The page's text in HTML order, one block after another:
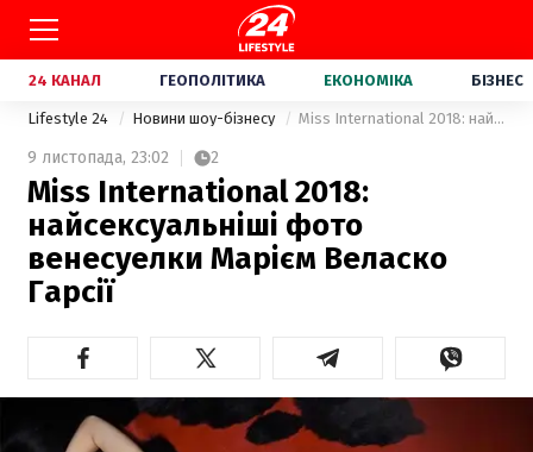
24 КАНАЛ ГЕОПОЛІТИКА ЕКОНОМІКА БІЗНЕС
Lifestyle 24 Новини шоу-бізнесу Miss International 2018: найсексуальніші фото венесуелки Марієм Веласко Гарсії
9 листопада, 23:02 2
Miss International 2018:
найсексуальніші фото
венесуелки Марієм Веласко
Гарсії